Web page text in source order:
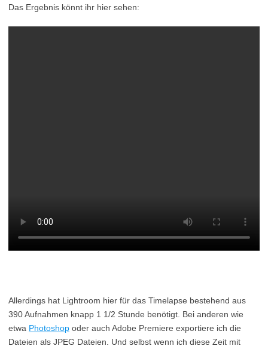
Das Ergebnis könnt ihr hier sehen:
Allerdings hat Lightroom hier für das Timelapse bestehend aus
390 Aufnahmen knapp 1 1/2 Stunde benötigt. Bei anderen wie
etwa Photoshop oder auch Adobe Premiere exportiere ich die
Dateien als JPEG Dateien. Und selbst wenn ich diese Zeit mit